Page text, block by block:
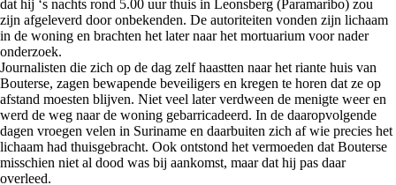
dat hij ‘s nachts rond 5.00 uur thuis in Leonsberg (Paramaribo) zou
zijn afgeleverd door onbekenden. De autoriteiten vonden zijn lichaam
in de woning en brachten het later naar het mortuarium voor nader
onderzoek.
Journalisten die zich op de dag zelf haastten naar het riante huis van
Bouterse, zagen bewapende beveiligers en kregen te horen dat ze op
afstand moesten blijven. Niet veel later verdween de menigte weer en
werd de weg naar de woning gebarricadeerd. In de daaropvolgende
dagen vroegen velen in Suriname en daarbuiten zich af wie precies het
lichaam had thuisgebracht. Ook ontstond het vermoeden dat Bouterse
misschien niet al dood was bij aankomst, maar dat hij pas daar
overleed.